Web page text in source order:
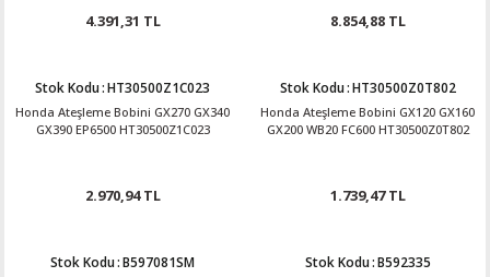
4.391,31 TL 8.854,88 TL
Stok Kodu:HT30500Z1C023
Honda Ateşleme Bobini GX270 GX340
GX390 EP6500 HT30500Z1C023
2.970,94 TL
Stok Kodu:HT30500Z0T802
Honda Ateşleme Bobini GX120 GX160
GX200 WB20 FC600 HT30500Z0T802
1.739,47 TL
Stok Kodu:B597081SM Stok Kodu:B592335